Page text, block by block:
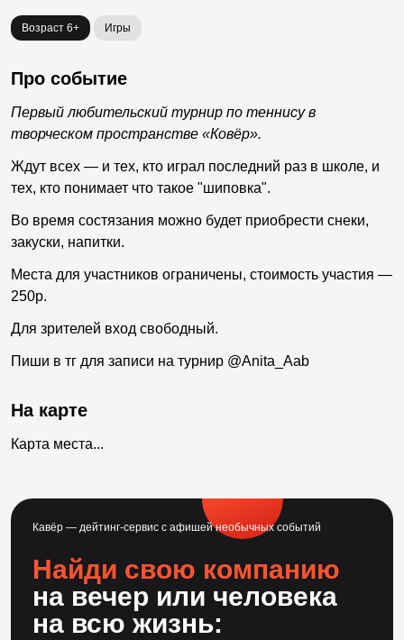
Возраст 6+ Игры
Про событие
Первый любительский турнир по теннису в
творческом пространстве «Ковёр».
Ждут всех — и тех, кто играл последний раз в школе, и
тех, кто понимает что такое "шиповка".
Во время состязания можно будет приобрести снеки,
закуски, напитки.
Места для участников ограничены, стоимость участия —
250р.
Для зрителей вход свободный.
Пиши в тг для записи на турнир @Anita_Aab
На карте
Карта места...
Кавёр — дейтинг-сервис с афишей необычных событий
Найди свою компанию
на вечер или человека
на всю жизнь: